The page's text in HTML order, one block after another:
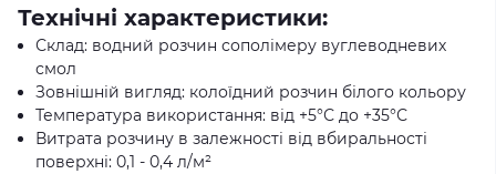
Технічні характеристики:
Склад: водний розчин сополімеру вуглеводневих
смол
Зовнішній вигляд: колоїдний розчин білого кольору
Температура використання: від +5°С до +35°С
Витрата розчину в залежності від вбиральності
поверхні: 0,1 - 0,4 л/м²